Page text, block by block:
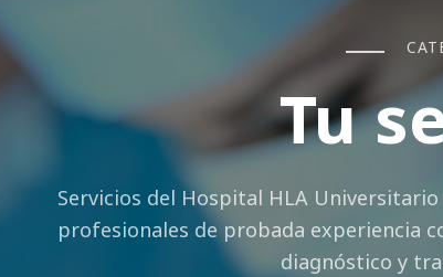
Tu
Servicios del Hospital HLA
profesionales de probada experiencia
diagnóstico y